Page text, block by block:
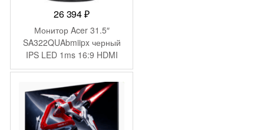
26 394₽
Монитор Acer 31.5″
SA322QUAbmiipx черный
IPS LED 1ms 16:9 HDMI
M/M 300cd 178гр/178гр
2560×1440 75Hz DP WQ
- 5 501